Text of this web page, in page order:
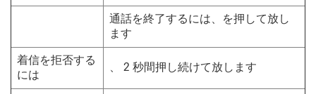
通話を終了するには、を押して放し
ます
着信を拒否する
には
、 2 秒間押し続けて放します